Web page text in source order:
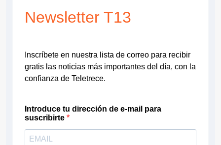
Newsletter T13
Inscríbete en nuestra lista de correo para recibir
gratis las noticias más importantes del día, con la
confianza de Teletrece.
Introduce tu dirección de e-mail para
suscribirte